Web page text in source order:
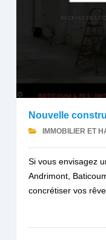
Nouvelle
IMMOBILIER ET
Si vous envisagez
Andrimont,
concrétiser vos